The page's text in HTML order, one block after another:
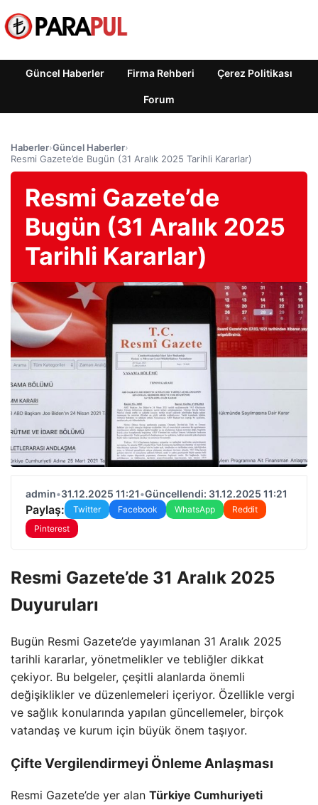
Güncel Haberler Firma Rehberi Çerez Politikası
Forum
Haberler›Güncel Haberler›
Resmi Gazete’de Bugün (31 Aralık 2025 Tarihli Kararlar)
Resmi Gazete’de
Bugün (31 Aralık 2025
Tarihli Kararlar)
admin•31.12.2025 11:21•Güncellendi: 31.12.2025 11:21
Paylaş: Twitter Facebook WhatsApp
Reddit
Pinterest
Resmi Gazete’de 31 Aralık 2025
Duyuruları
Bugün Resmi Gazete’de yayımlanan 31 Aralık 2025
tarihli kararlar, yönetmelikler ve tebliğler dikkat
çekiyor. Bu belgeler, çeşitli alanlarda önemli
değişiklikler ve düzenlemeleri içeriyor. Özellikle vergi
ve sağlık konularında yapılan güncellemeler, birçok
vatandaş ve kurum için büyük önem taşıyor.
Çifte Vergilendirmeyi Önleme Anlaşması
Resmi Gazete’de yer alan Türkiye Cumhuriyeti